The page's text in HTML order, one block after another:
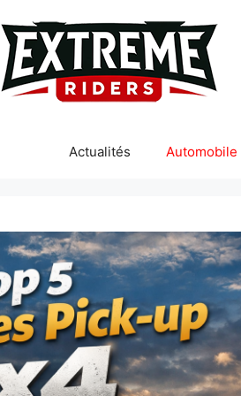
Actualités Automobile